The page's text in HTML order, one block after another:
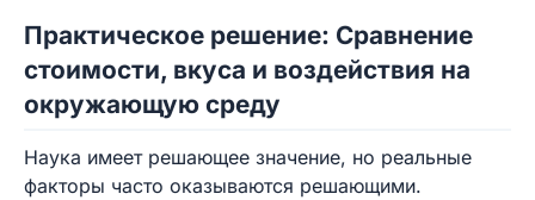
Практическое решение: Сравнение
стоимости, вкуса и воздействия на
окружающую среду
Наука имеет решающее значение, но реальные
факторы часто оказываются решающими.